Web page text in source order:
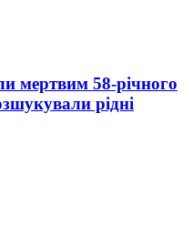
мертвим 58-річного
рідні